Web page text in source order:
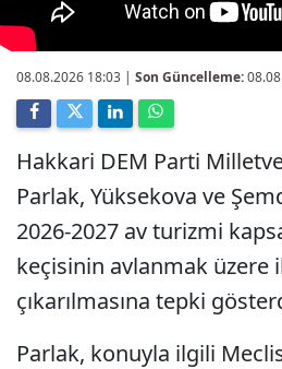
08.08.2026 18:03 | Son Güncelleme:
Hakkari DEM Parti
Parlak, Yüksekova ve
2026-2027 av turizmi
keçisinin avlanmak üzere
çıkarılmasına tepki
Parlak, konuyla ilgili